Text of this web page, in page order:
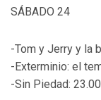
SÁBADO 24
-Tom y Jerry y la
-Exterminio: el
-Sin Piedad: